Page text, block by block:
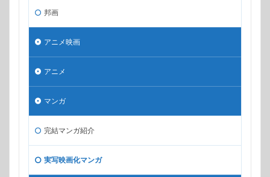
邦画
アニメ映画
アニメ
マンガ
完結マンガ紹介
実写映画化マンガ